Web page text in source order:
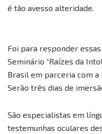
é tão avesso alteridade.
Foi para responder
Seminário “Raízes da
Brasil em parceria com a
Serão três dias de
São especialistas em
testemunhas oculares